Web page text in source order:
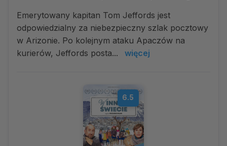
Emerytowany kapitan Tom Jeffords jest
odpowiedzialny za niebezpieczny szlak pocztowy
w Arizonie. Po kolejnym ataku Apaczów na
kurierów, Jeffords posta...
więcej
6.5